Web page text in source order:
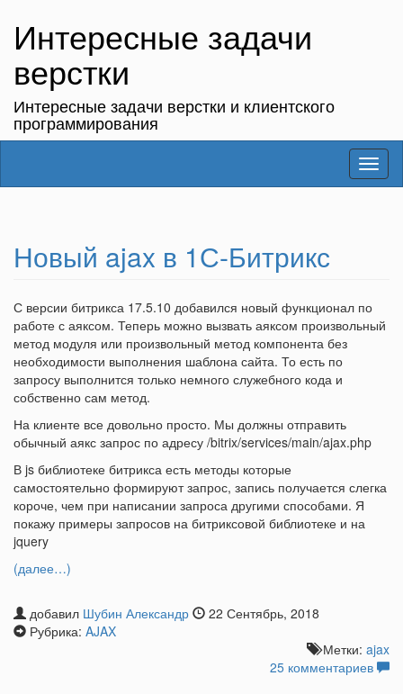
Интересные задачи
верстки
Интересные задачи верстки и клиентского
программирования
Новый ajax в 1С-Битрикс
С версии битрикса 17.5.10 добавился новый функционал по
работе с аяксом. Теперь можно вызвать аяксом произвольный
метод модуля или произвольный метод компонента без
необходимости выполнения шаблона сайта. То есть по
запросу выполнится только немного служебного кода и
собственно сам метод.
На клиенте все довольно просто. Мы должны отправить
обычный аякс запрос по адресу /bitrix/services/main/ajax.php
В js библиотеке битрикса есть методы которые
самостоятельно формируют запрос, запись получается слегка
короче, чем при написании запроса другими способами. Я
покажу примеры запросов на битриксовой библиотеке и на
jquery
(далее…)
добавил Шубин Александр
22 Сентябрь, 2018
Рубрика: AJAX
Метки: ajax
25 комментариев